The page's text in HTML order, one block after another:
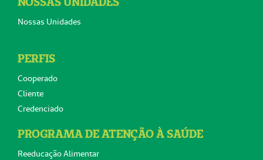
Nossas Unidades
PERFIS
Cooperado
Cliente
Credenciado
PROGRAMA DE ATENÇÃO À SAÚDE
Reeducação Alimentar